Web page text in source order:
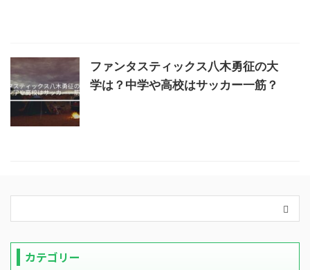
ファンタスティックス八木勇征の大
学は？中学や高校はサッカー一筋？
カテゴリー